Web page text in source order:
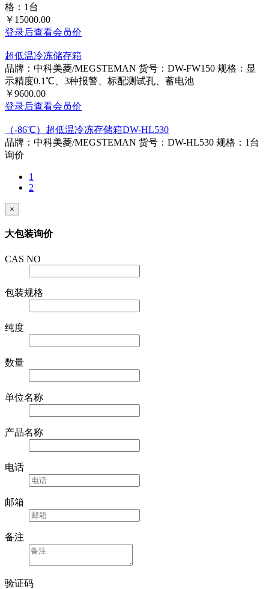
格：1台
￥15000.00
登录后查看会员价
超低温冷冻储存箱
品牌：中科美菱/MEGSTEMAN 货号：DW-FW150 规格：显
示精度0.1℃、3种报警、标配测试孔、蓄电池
￥9600.00
登录后查看会员价
（-86℃）超低温冷冻存储箱DW-HL530
品牌：中科美菱/MEGSTEMAN 货号：DW-HL530 规格：1台
询价
1
2
×
大包装询价
CAS NO
包装规格
纯度
数量
单位名称
产品名称
电话
邮箱
备注
验证码